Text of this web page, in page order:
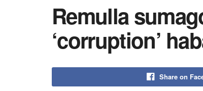
Remulla
‘corruption’
Share on